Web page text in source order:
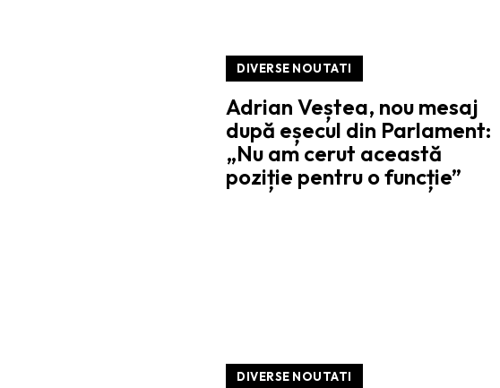
DIVERSE NOUTATI
Adrian Veștea, nou mesaj
după eșecul din Parlament:
„Nu am cerut această
poziție pentru o funcție”
DIVERSE NOUTATI